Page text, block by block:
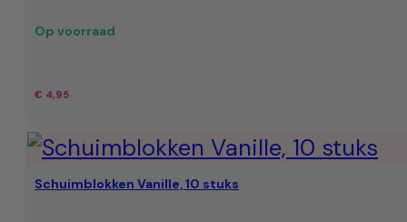
Op voorraad
€ 4,95
Schuimblokken Vanille, 10 stuks